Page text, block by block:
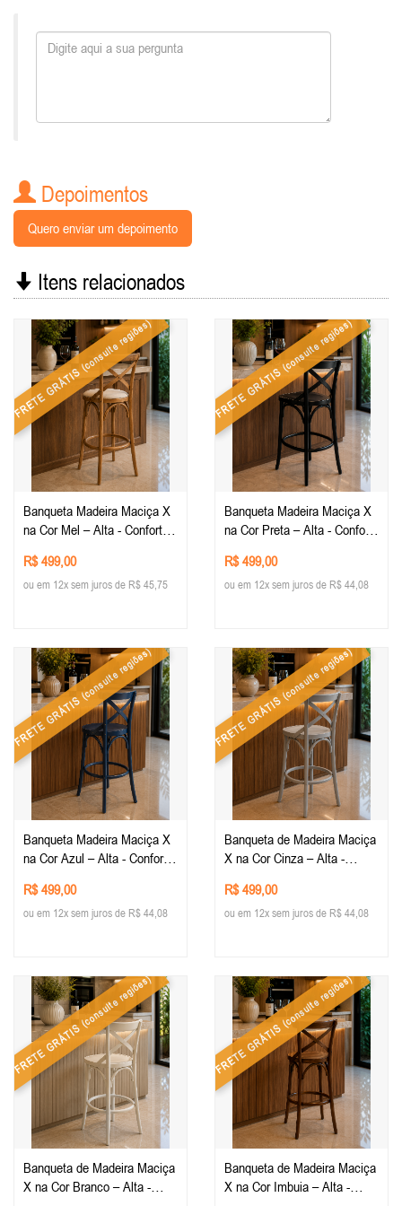
Depoimentos
Quero enviar um depoimento
Itens relacionados
FRETE GRÁTIS
(consulte regiões)
Banqueta Madeira Maciça X
na Cor Mel – Alta - Conforto
Mobiliario Rústico
R$ 499,00
ou em 12x sem juros de R$ 45,75
FRETE GRÁTIS
(consulte regiões)
Banqueta Madeira Maciça X
na Cor Preta – Alta - Conforto
Mobiliario Rústico
R$ 499,00
ou em 12x sem juros de R$ 44,08
FRETE GRÁTIS
(consulte regiões)
Banqueta Madeira Maciça X
na Cor Azul – Alta - Conforto
Mobiliario Rústico
R$ 499,00
ou em 12x sem juros de R$ 44,08
FRETE GRÁTIS
(consulte regiões)
Banqueta de Madeira Maciça
X na Cor Cinza – Alta -
Decoração - Mobiliario
Rústico
R$ 499,00
ou em 12x sem juros de R$ 44,08
FRETE GRÁTIS
(consulte regiões)
Banqueta de Madeira Maciça
X na Cor Branco – Alta -
FRETE GRÁTIS
(consulte regiões)
Banqueta de Madeira Maciça
X na Cor Imbuia – Alta -